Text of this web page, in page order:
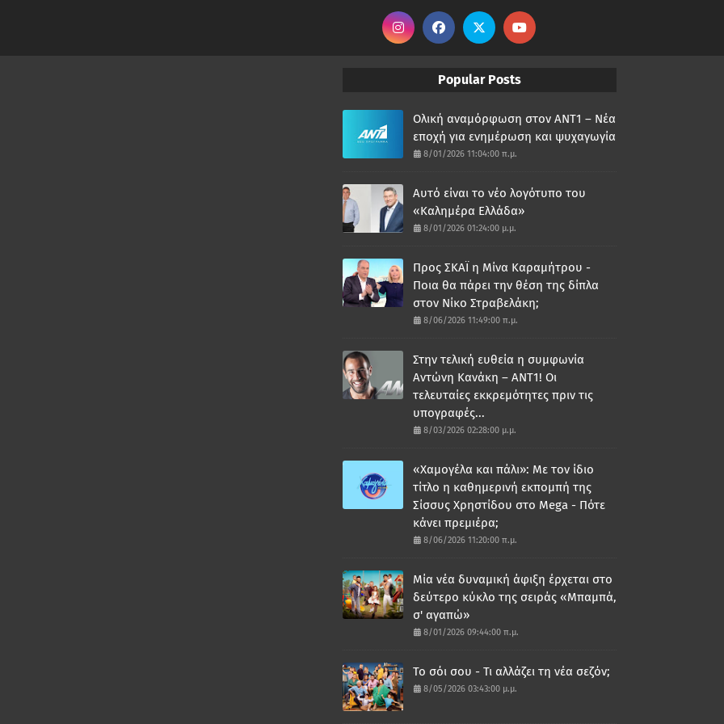
Popular Posts
Ολική αναμόρφωση στον ΑΝΤ1 – Νέα
εποχή για ενημέρωση και ψυχαγωγία
8/01/2026 11:04:00 π.μ.
Αυτό είναι το νέο λογότυπο του
«Καλημέρα Ελλάδα»
8/01/2026 01:24:00 μ.μ.
Προς ΣΚΑΪ η Μίνα Καραμήτρου -
Ποια θα πάρει την θέση της δίπλα
στον Νίκο Στραβελάκη;
8/06/2026 11:49:00 π.μ.
Στην τελική ευθεία η συμφωνία
Αντώνη Κανάκη – ΑΝΤ1! Οι
τελευταίες εκκρεμότητες πριν τις
υπογραφές...
8/03/2026 02:28:00 μ.μ.
«Χαμογέλα και πάλι»: Με τον ίδιο
τίτλο η καθημερινή εκπομπή της
Σίσσυς Χρηστίδου στο Mega - Πότε
κάνει πρεμιέρα;
8/06/2026 11:20:00 π.μ.
Μία νέα δυναμική άφιξη έρχεται στο
δεύτερο κύκλο της σειράς «Μπαμπά,
σ' αγαπώ»
8/01/2026 09:44:00 π.μ.
Το σόι σου - Τι αλλάζει τη νέα σεζόν;
8/05/2026 03:43:00 μ.μ.